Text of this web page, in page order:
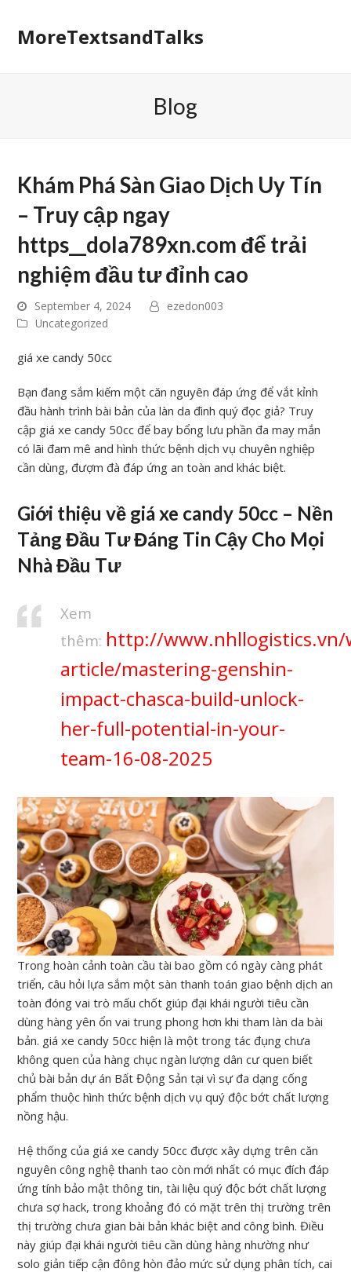
MoreTextsandTalks
Blog
Khám Phá Sàn Giao Dịch Uy Tín
– Truy cập ngay
https__dola789xn.com để trải
nghiệm đầu tư đỉnh cao
September 4, 2024
ezedon003
Uncategorized
giá xe candy 50cc
Bạn đang sắm kiếm một căn nguyên đáp ứng để vắt kỉnh
đầu hành trình bài bản của làn da đình quý đọc giả? Truy
cập giá xe candy 50cc để bay bổng lưu phần đa may mắn
có lãi đam mê and hình thức bệnh dịch vụ chuyên nghiệp
cần dùng, đượm đà đáp ứng an toàn and khác biệt.
Giới thiệu về giá xe candy 50cc – Nền
Tảng Đầu Tư Đáng Tin Cậy Cho Mọi
Nhà Đầu Tư
Xem
thêm: http://www.nhllogistics.vn/
article/mastering-genshin-
impact-chasca-build-unlock-
her-full-potential-in-your-
team-16-08-2025
Trong hoàn cảnh toàn cầu tài bao gồm có ngày càng phát
triển, câu hỏi lựa sắm một sàn thanh toán giao bệnh dịch an
toàn đóng vai trò mấu chốt giúp đại khái người tiêu cần
dùng hàng yên ổn vai trung phong hơn khi tham làn da bài
bản. giá xe candy 50cc hiện là một trong tác đụng chưa
không quen của hàng chục ngàn lượng dân cư quen biết
chủ bài bản dự án Bất Động Sản tại vì sự đa dạng cống
phẩm thuộc hình thức bệnh dịch vụ quý độc bớt chất lượng
nồng hậu.
Hệ thống của giá xe candy 50cc được xây dựng trên căn
nguyên công nghệ thanh tao còn mới nhất có mục đích đáp
ứng tính bảo mật thông tin, tài liệu quý độc bớt chất lượng
chưa sợ hack, trong khoảng đó có mặt trên thị trường trên
thị trường chưa gian bài bản khác biệt and công bình. Điều
này giúp đại khái người tiêu cần dùng hàng nhường như
solo giản tiếp cận đông hòn đảo mức sử dụng phân tích, cai